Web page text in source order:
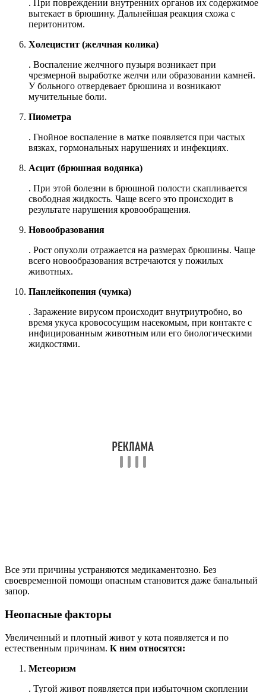
. При повреждении внутренних органов их содержимое
вытекает в брюшину. Дальнейшая реакция схожа с
перитонитом.
Холецистит (желчная колика)
. Воспаление желчного пузыря возникает при
чрезмерной выработке желчи или образовании камней.
У больного отвердевает брюшина и возникают
мучительные боли.
Пиометра
. Гнойное воспаление в матке появляется при частых
вязках, гормональных нарушениях и инфекциях.
Асцит (брюшная водянка)
. При этой болезни в брюшной полости скапливается
свободная жидкость. Чаще всего это происходит в
результате нарушения кровообращения.
Новообразования
. Рост опухоли отражается на размерах брюшины. Чаще
всего новообразования встречаются у пожилых
животных.
Панлейкопения (чумка)
. Заражение вирусом происходит внутриутробно, во
время укуса кровососущим насекомым, при контакте с
инфицированным животным или его биологическими
жидкостями.
Все эти причины устраняются медикаментозно. Без
своевременной помощи опасным становится даже банальный
запор.
Неопасные факторы
Увеличенный и плотный живот у кота появляется и по
естественным причинам. К ним относятся:
Метеоризм
. Тугой живот появляется при избыточном скоплении